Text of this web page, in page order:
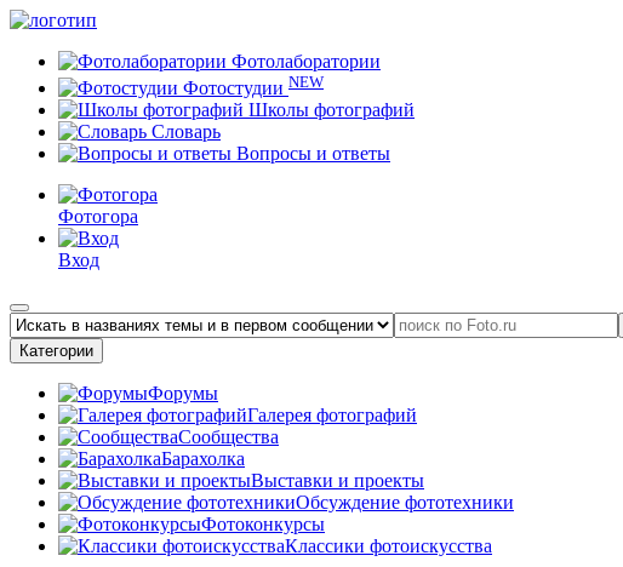
Фотолаборатории
Фотостудии NEW
Школы фотографий
Словарь
Вопросы и ответы
Фотогора
Вход
Категории
Форумы
Галерея фотографий
Сообщества
Барахолка
Выставки и проекты
Обсуждение фототехники
Фотоконкурсы
Классики фотоискусства